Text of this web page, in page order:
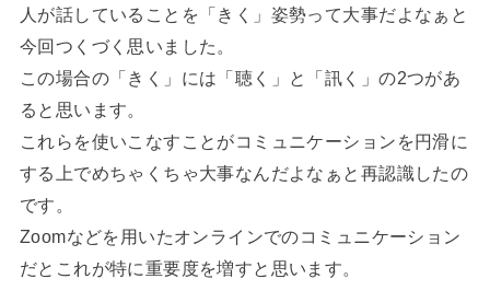
人が話していることを「きく」姿勢って大事だよなぁと
今回つくづく思いました。
この場合の「きく」には「聴く」と「訊く」の2つがあ
ると思います。
これらを使いこなすことがコミュニケーションを円滑に
する上でめちゃくちゃ大事なんだよなぁと再認識したの
です。
Zoomなどを用いたオンラインでのコミュニケーション
だとこれが特に重要度を増すと思います。